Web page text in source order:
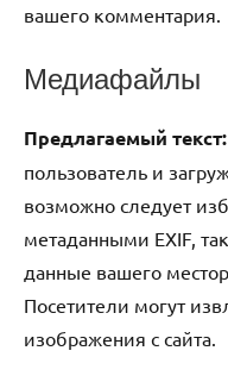
вашего комментария.
Медиафайлы
Предлагаемый текст:
пользователь и
возможно следует
метаданными EXIF,
данные вашего
Посетители могут
изображения с сайта.